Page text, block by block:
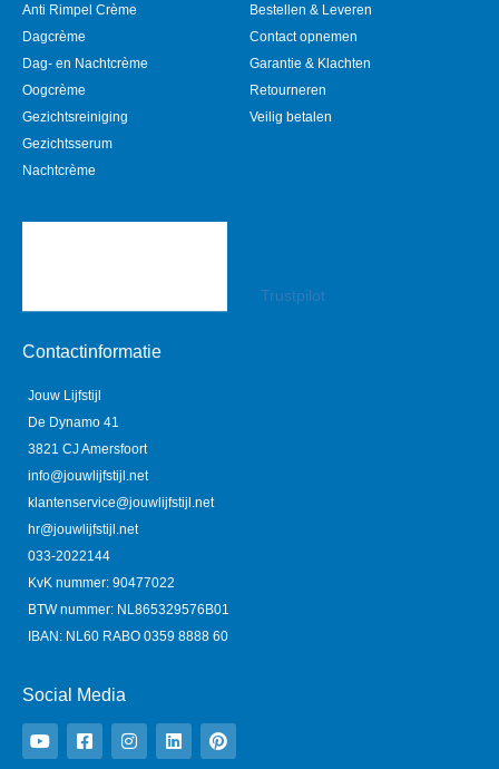
Anti Rimpel Crème
Dagcrème
Dag- en Nachtcrème
Oogcrème
Gezichtsreiniging
Gezichtsserum
Nachtcrème
Bestellen & Leveren
Contact opnemen
Garantie & Klachten
Retourneren
Veilig betalen
Trustpilot
Contactinformatie
Jouw Lijfstijl
De Dynamo 41
3821 CJ Amersfoort
info@jouwlijfstijl.net
klantenservice@jouwlijfstijl.net
hr@jouwlijfstijl.net
033-2022144
KvK nummer: 90477022
BTW nummer: NL865329576B01
IBAN: NL60 RABO 0359 8888 60
Social Media
o
u
t
a
c
e
n
s
t
i
n
k
i
n
t